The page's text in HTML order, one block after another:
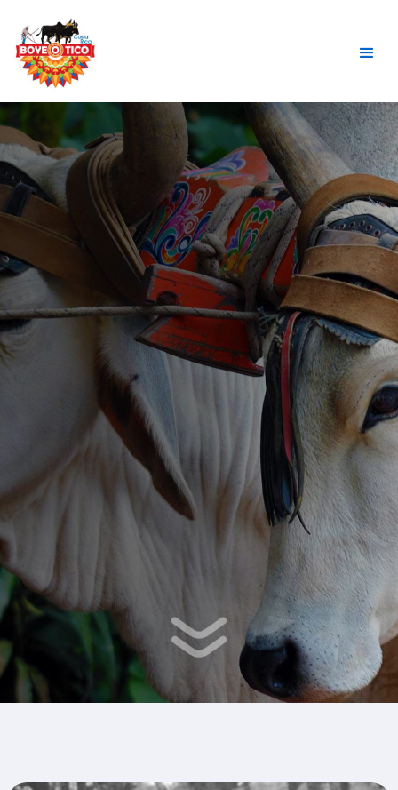
LO ÚLTIMO... ¡JEZA! ¡JEZA!
Fotos, Videos Y Más
MONTATE EN LA CARRETA
Ensayos, Eventos Y Más